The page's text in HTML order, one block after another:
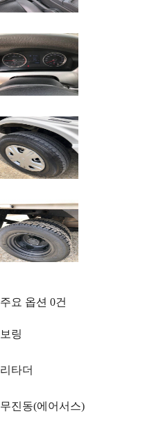
주요 옵션 0건
보링
리타더
무진동(에어서스)